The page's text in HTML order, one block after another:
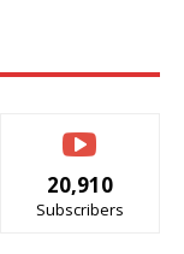
20,910
Subscribers